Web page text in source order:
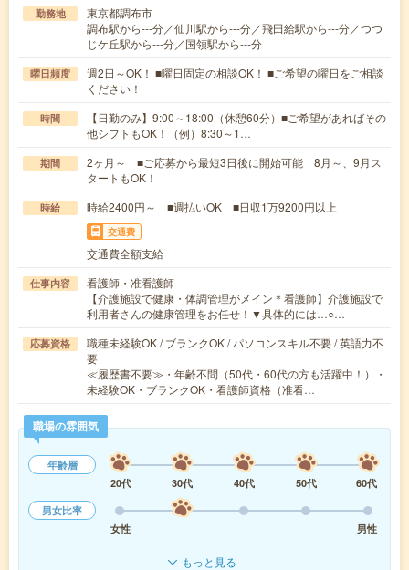
勤務地
東京都調布市
調布駅から---分／仙川駅から---分／飛田給駅から---分／つつ
じケ丘駅から---分／国領駅から---分
曜日頻度
週2日～OK！ ■曜日固定の相談OK！ ■ご希望の曜日をご相談
ください！
時間
【日勤のみ】9:00～18:00（休憩60分）■ご希望があればその
他シフトもOK！（例）8:30～1…
期間
2ヶ月～ ■ご応募から最短3日後に開始可能 8月～、9月ス
タートもOK！
時給 時給2400円～ ■週払いOK ■日収1万9200円以上
交通費
交通費全額支給
仕事内容
看護師・准看護師
【介護施設で健康・体調管理がメイン＊看護師】介護施設で
利用者さんの健康管理をお任せ！▼具体的には…○…
応募資格
職種未経験OK / ブランクOK / パソコンスキル不要 / 英語力不
要
≪履歴書不要≫・年齢不問（50代・60代の方も活躍中！）・
未経験OK・ブランクOK・看護師資格（准看…
職場の雰囲気
年齢層
20代
30代 40代 50代
60代
男女比率
女性
男性
もっと見る